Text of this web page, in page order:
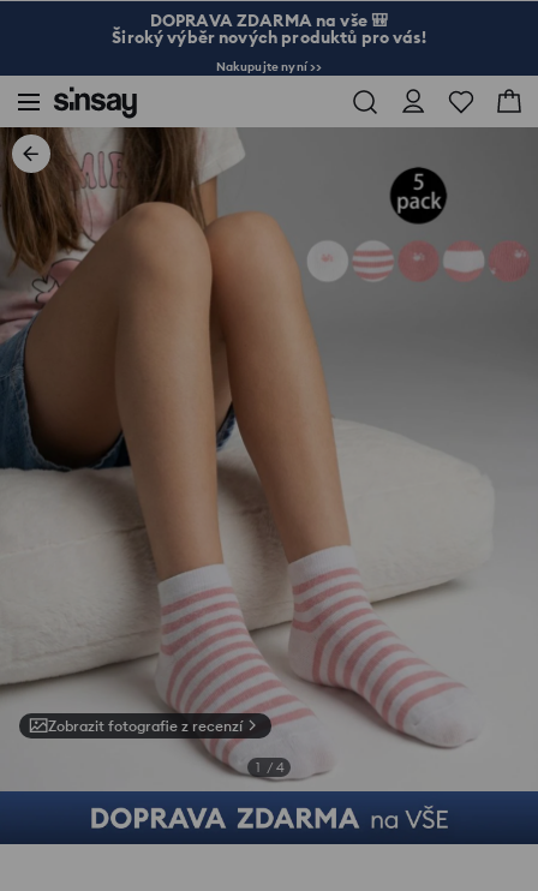
DOPRAVA ZDARMA na vše 🎒
Široký výběr nových produktů pro vás!
Nakupujte nyní >>
Zobrazit fotografie z recenzí
1 / 4